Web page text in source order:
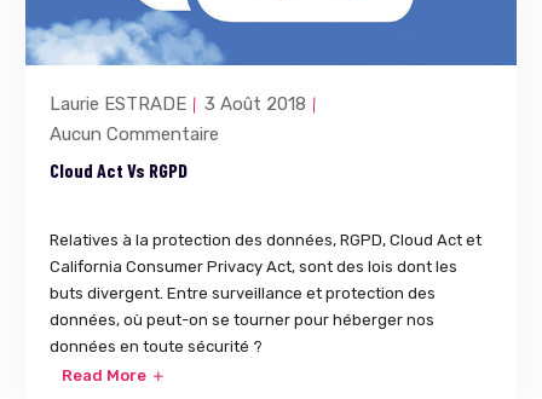
Laurie ESTRADE
3 Août 2018
Aucun Commentaire
Cloud Act Vs RGPD
Relatives à la protection des données, RGPD, Cloud Act et
California Consumer Privacy Act, sont des lois dont les
buts divergent. Entre surveillance et protection des
données, où peut-on se tourner pour héberger nos
données en toute sécurité ?
Read More